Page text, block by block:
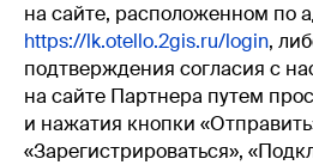
на сайте, расположенном по
https://lk.otello.2gis.ru/login,
подтверждения согласия с
на сайте Партнера путем
и нажатия кнопки
«Зарегистрироваться»,